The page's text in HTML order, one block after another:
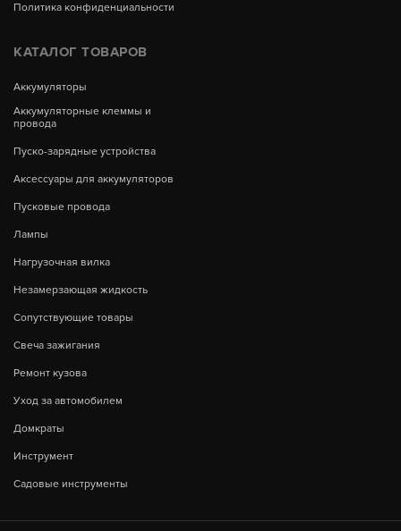
Политика конфиденциальности
КАТАЛОГ ТОВАРОВ
Аккумуляторы
Аккумуляторные клеммы и
провода
Пуско-зарядные устройства
Аксессуары для аккумуляторов
Пусковые провода
Лампы
Нагрузочная вилка
Незамерзающая жидкость
Сопутствующие товары
Свеча зажигания
Ремонт кузова
Уход за автомобилем
Домкраты
Инструмент
Садовые инструменты